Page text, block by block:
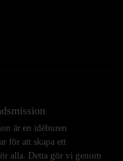
är en idéburen
för att skapa ett
alla. Detta gör vi genom